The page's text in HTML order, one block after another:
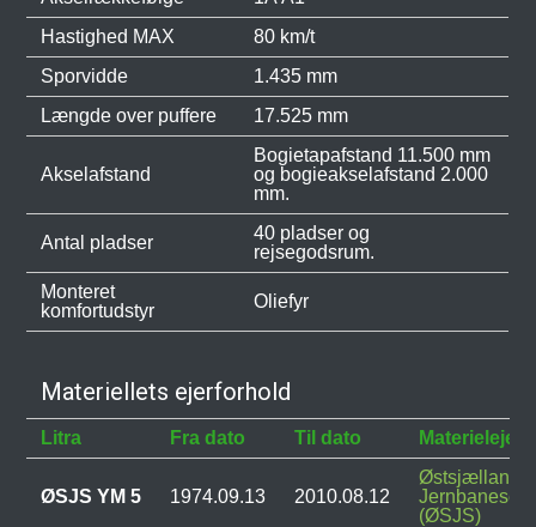
Hastighed MAX
80 km/t
Sporvidde
1.435 mm
Længde over puffere
17.525 mm
Akselafstand
Bogietapafstand 11.500 mm
og bogieakselafstand 2.000
mm.
Antal pladser
40 pladser og
rejsegodsrum.
Monteret
komfortudstyr
Oliefyr
Materiellets ejerforhold
Litra Fra dato Til dato Materielejer
ØSJS YM 5 1974.09.13 2010.08.12
(ØSJS)